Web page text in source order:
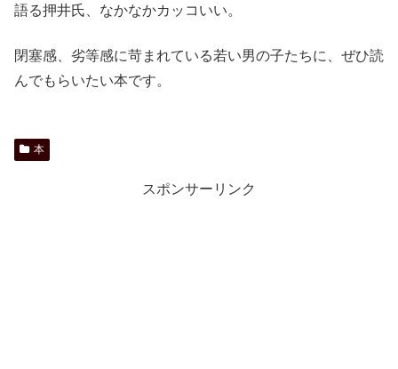
語る押井氏、なかなかカッコいい。
閉塞感、劣等感に苛まれている若い男の子たちに、ぜひ読
んでもらいたい本です。
本
スポンサーリンク